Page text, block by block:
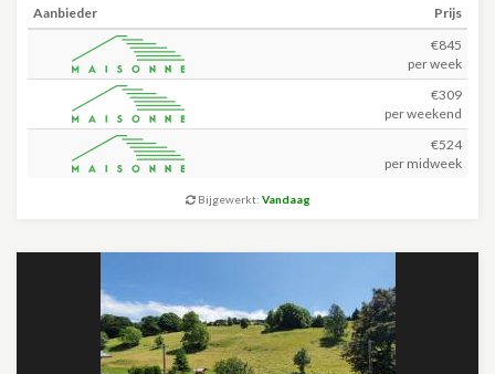
Aanbieder
Prijs
€845
per week
€309
per weekend
€524
per midweek
Bijgewerkt: Vandaag